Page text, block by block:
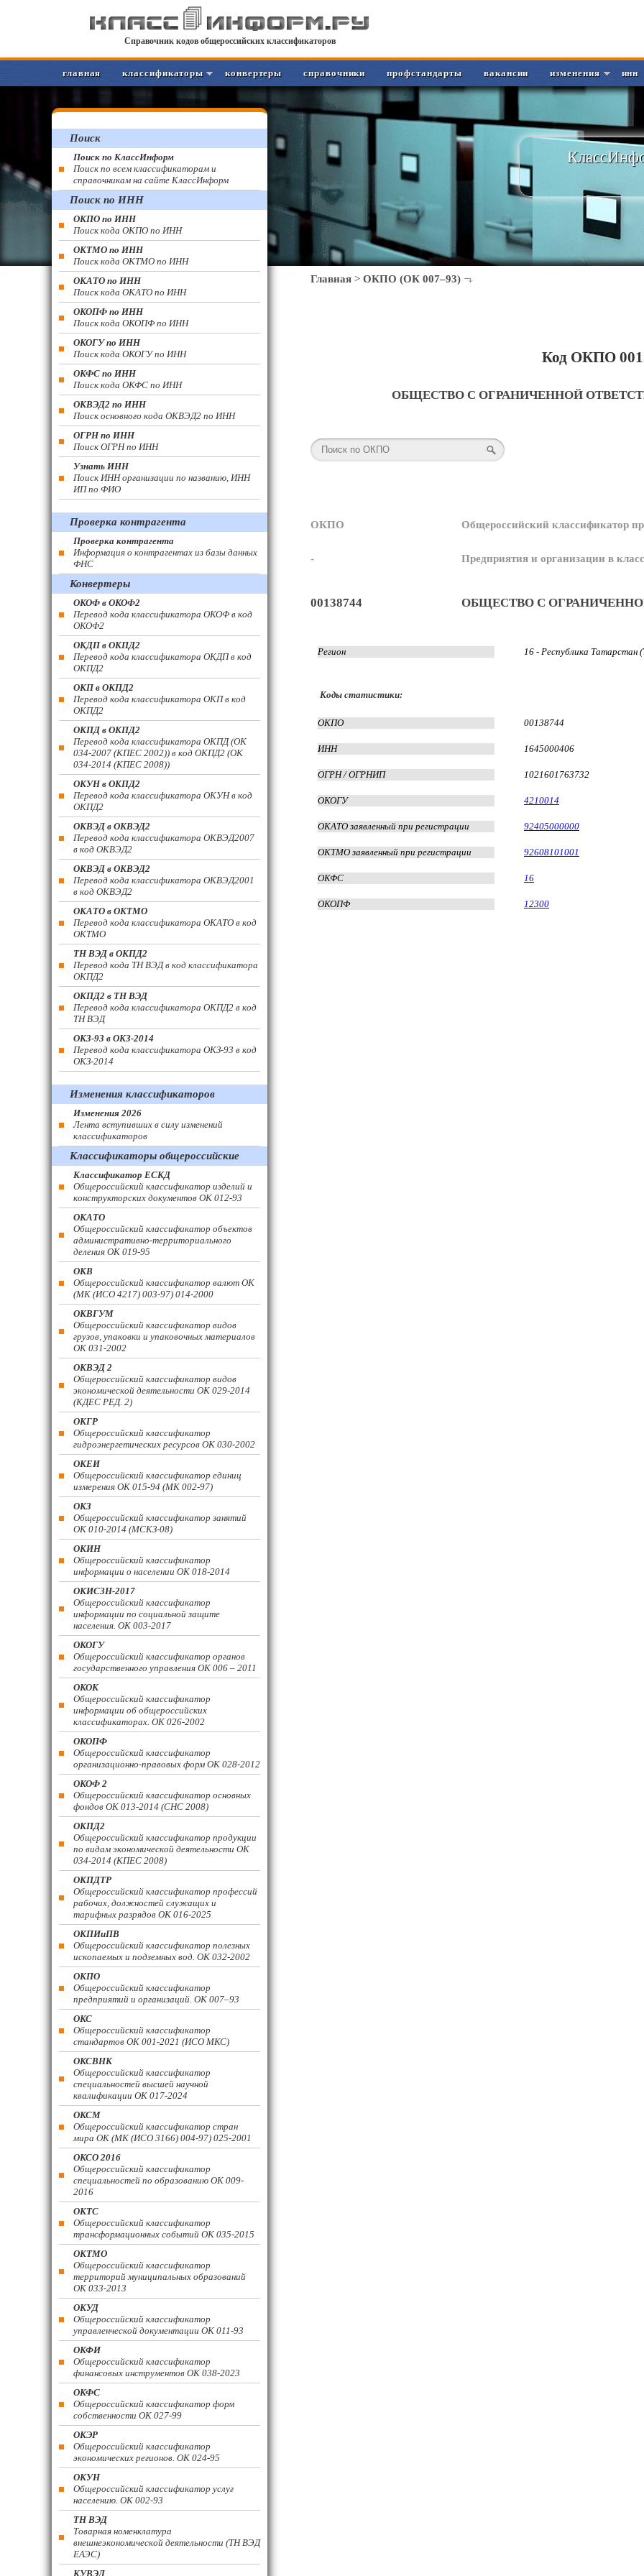
Справочник кодов общероссийских классификаторов
главная классификаторы конвертеры справочники профстандарты вакансии изменения инн
Главная > ОКПО (ОК 007–93)
Код ОКПО
ОБЩЕСТВО С ОГРАНИЧЕННОЙ
ОКПО Общероссийский классификатор
- Предприятия и организации в
00138744 ОБЩЕСТВО С
Регион 16 - Республика Татарстан
Коды статистики:
ОКПО 00138744
ИНН 1645000406
ОГРН / ОГРНИП 1021601763732
ОКОГУ 4210014
ОКАТО заявленный при регистрации 92405000000
ОКТМО заявленный при регистрации 92608101001
ОКФС 16
ОКОПФ 12300
Поиск
Поиск по КлассИнформ
Поиск по всем классификаторам и
справочникам на сайте КлассИнформ
Поиск по ИНН
ОКПО по ИНН
Поиск кода ОКПО по ИНН
ОКТМО по ИНН
Поиск кода ОКТМО по ИНН
ОКАТО по ИНН
Поиск кода ОКАТО по ИНН
ОКОПФ по ИНН
Поиск кода ОКОПФ по ИНН
ОКОГУ по ИНН
Поиск кода ОКОГУ по ИНН
ОКФС по ИНН
Поиск кода ОКФС по ИНН
ОКВЭД2 по ИНН
Поиск основного кода ОКВЭД2 по ИНН
ОГРН по ИНН
Поиск ОГРН по ИНН
Узнать ИНН
Поиск ИНН организации по названию, ИНН
ИП по ФИО
Проверка контрагента
Проверка контрагента
Информация о контрагентах из базы данных
ФНС
Конвертеры
ОКОФ в ОКОФ2
Перевод кода классификатора ОКОФ в код
ОКОФ2
ОКДП в ОКПД2
Перевод кода классификатора ОКДП в код
ОКПД2
ОКП в ОКПД2
Перевод кода классификатора ОКП в код
ОКПД2
ОКПД в ОКПД2
Перевод кода классификатора ОКПД (ОК
034-2007 (КПЕС 2002)) в код ОКПД2 (ОК
034-2014 (КПЕС 2008))
ОКУН в ОКПД2
Перевод кода классификатора ОКУН в код
ОКПД2
ОКВЭД в ОКВЭД2
Перевод кода классификатора ОКВЭД2007
в код ОКВЭД2
ОКВЭД в ОКВЭД2
Перевод кода классификатора ОКВЭД2001
в код ОКВЭД2
ОКАТО в ОКТМО
Перевод кода классификатора ОКАТО в код
ОКТМО
ТН ВЭД в ОКПД2
Перевод кода ТН ВЭД в код классификатора
ОКПД2
ОКПД2 в ТН ВЭД
Перевод кода классификатора ОКПД2 в код
ТН ВЭД
ОКЗ-93 в ОКЗ-2014
Перевод кода классификатора ОКЗ-93 в код
ОКЗ-2014
Изменения классификаторов
Изменения 2026
Лента вступивших в силу изменений
классификаторов
Классификаторы общероссийские
Классификатор ЕСКД
Общероссийский классификатор изделий и
конструкторских документов ОК 012-93
ОКАТО
Общероссийский классификатор объектов
административно-территориального
деления ОК 019-95
ОКВ
Общероссийский классификатор валют ОК
(МК (ИСО 4217) 003-97) 014-2000
ОКВГУМ
Общероссийский классификатор видов
грузов, упаковки и упаковочных материалов
ОК 031-2002
ОКВЭД 2
Общероссийский классификатор видов
экономической деятельности ОК 029-2014
(КДЕС РЕД. 2)
ОКГР
Общероссийский классификатор
гидроэнергетических ресурсов ОК 030-2002
ОКЕИ
Общероссийский классификатор единиц
измерения ОК 015-94 (МК 002-97)
ОКЗ
Общероссийский классификатор занятий
ОК 010-2014 (МСКЗ-08)
ОКИН
Общероссийский классификатор
информации о населении ОК 018-2014
ОКИСЗН-2017
Общероссийский классификатор
информации по социальной защите
населения. ОК 003-2017
ОКОГУ
Общероссийский классификатор органов
государственного управления ОК 006 – 2011
ОКОК
Общероссийский классификатор
информации об общероссийских
классификаторах. ОК 026-2002
ОКОПФ
Общероссийский классификатор
организационно-правовых форм ОК 028-2012
ОКОФ 2
Общероссийский классификатор основных
фондов ОК 013-2014 (СНС 2008)
ОКПД2
Общероссийский классификатор продукции
по видам экономической деятельности ОК
034-2014 (КПЕС 2008)
ОКПДТР
Общероссийский классификатор профессий
рабочих, должностей служащих и
тарифных разрядов ОК 016-2025
ОКПИиПВ
Общероссийский классификатор полезных
ископаемых и подземных вод. ОК 032-2002
ОКПО
Общероссийский классификатор
предприятий и организаций. ОК 007–93
ОКС
Общероссийский классификатор
стандартов ОК 001-2021 (ИСО МКС)
ОКСВНК
Общероссийский классификатор
специальностей высшей научной
квалификации ОК 017-2024
ОКСМ
Общероссийский классификатор стран
мира ОК (МК (ИСО 3166) 004-97) 025-2001
ОКСО 2016
Общероссийский классификатор
специальностей по образованию ОК 009-
2016
ОКТС
Общероссийский классификатор
трансформационных событий ОК 035-2015
ОКТМО
Общероссийский классификатор
территорий муниципальных образований
ОК 033-2013
ОКУД
Общероссийский классификатор
управленческой документации ОК 011-93
ОКФИ
Общероссийский классификатор
финансовых инструментов OK 038-2023
ОКФС
Общероссийский классификатор форм
собственности ОК 027-99
ОКЭР
Общероссийский классификатор
экономических регионов. ОК 024-95
ОКУН
Общероссийский классификатор услуг
населению. ОК 002-93
ТН ВЭД
Товарная номенклатура
внешнеэкономической деятельности (ТН ВЭД
ЕАЭС)
КУВЭД